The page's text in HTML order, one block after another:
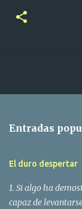
Entradas
El duro despertar
1. Si algo ha
capaz de